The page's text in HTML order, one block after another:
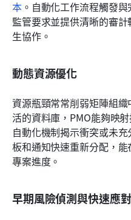
本。自動化工作流程觸發
監管要求並提供清晰的審
生協作。
動態資源優化
資源瓶頸常常削弱矩陣組
活的資料庫，PMO能夠映
自動化機制揭示衝突或未
板和通知快速重新分配，
專案進度。
早期風險偵測與快速應對